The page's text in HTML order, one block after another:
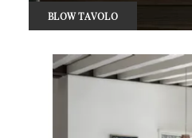
BLOW TAVOLO